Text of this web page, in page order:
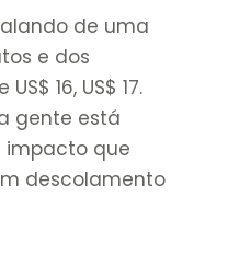
de uma
e dos
16, US$ 17.
gente está
impacto que
descolamento